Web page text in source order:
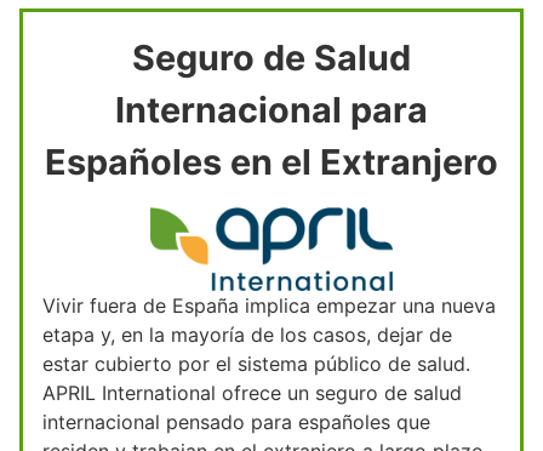
Seguro de Salud
Internacional para
Españoles en el Extranjero
Vivir fuera de España implica empezar una nueva
etapa y, en la mayoría de los casos, dejar de
estar cubierto por el sistema público de salud.
APRIL International ofrece un seguro de salud
internacional pensado para españoles que